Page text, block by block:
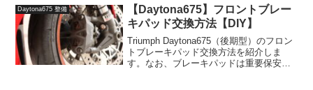
さなくても作業はできるのだが、外した
ほうが...
Daytona675 整備
【Daytona675】フロントブレー
キパッド交換方法【DIY】
Triumph Daytona675（後期型）のフロン
トブレーキパッド交換方法を紹介しま
す。なお、ブレーキパッドは重要保安部